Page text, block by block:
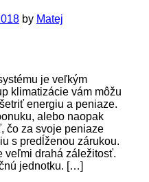
by Matej
je veľkým
klimatizácie vám môžu
energiu a peniaze.
alebo naopak
čo za svoje peniaze
s predĺženou zárukou.
veľmi drahá záležitosť.
jednotku. […]